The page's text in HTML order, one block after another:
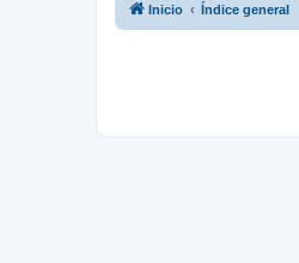
Inicio Índice general